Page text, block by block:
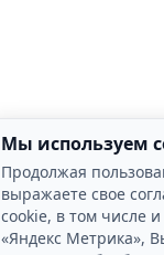
Мы используем
Продолжая
выражаете свое
cookie, в том числе
«Яндекс Метрика»,